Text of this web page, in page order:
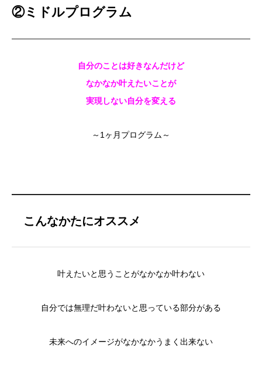
②ミドルプログラム
自分のことは好きなんだけど
なかなか叶えたいことが
実現しない自分を変える
～1ヶ月プログラム～
こんなかたにオススメ
叶えたいと思うことがなかなか叶わない
自分では無理だ叶わないと思っている部分がある
未来へのイメージがなかなかうまく出来ない